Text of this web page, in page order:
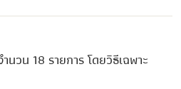
วน 18 รายการ โดยวิธีเฉพาะ